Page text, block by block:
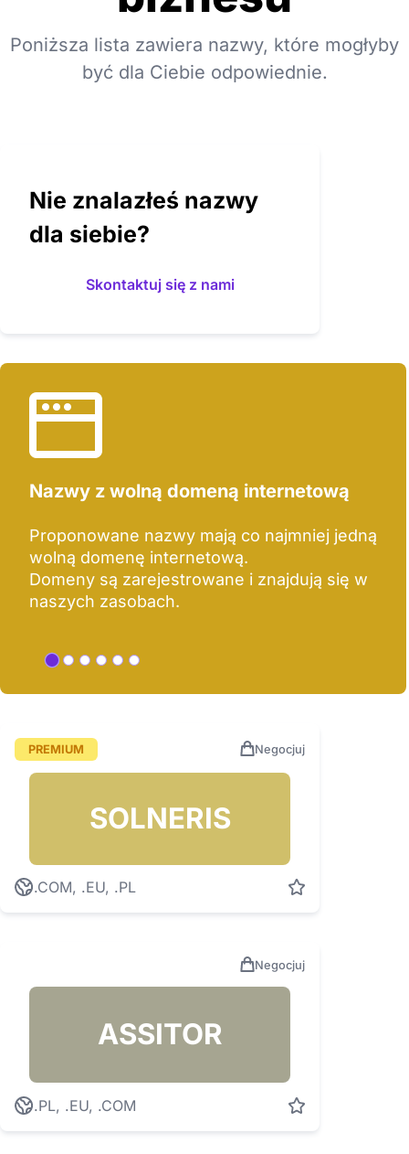
Poniższa lista zawiera nazwy, które mogłyby
być dla Ciebie odpowiednie.
Nie znalazłeś nazwy
dla siebie?
Skontaktuj się z nami
Nazwy z wolną domeną internetową
Proponowane nazwy mają co najmniej jedną
wolną domenę internetową.
Domeny są zarejestrowane i znajdują się w
naszych zasobach.
PREMIUM Negocjuj
SOLNERIS
.COM, .EU, .PL
Negocjuj
ASSITOR
.PL, .EU, .COM